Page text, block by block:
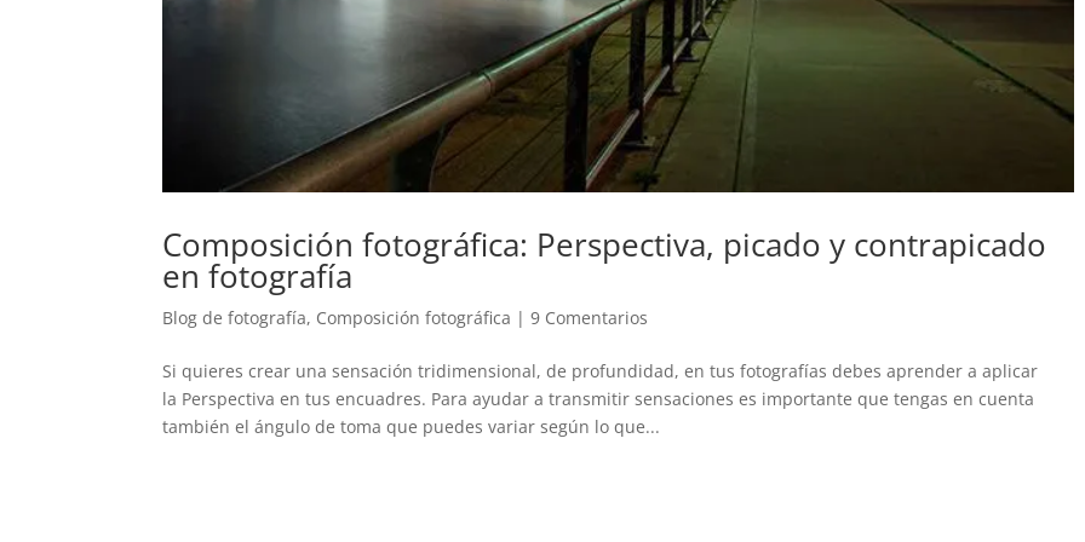
Composición fotográfica: Perspectiva, picado y contrapicado
en fotografía
Blog de fotografía, Composición fotográfica |9 Comentarios
Si quieres crear una sensación tridimensional, de profundidad, en tus fotografías debes aprender a aplicar
la Perspectiva en tus encuadres. Para ayudar a transmitir sensaciones es importante que tengas en cuenta
también el ángulo de toma que puedes variar según lo que...